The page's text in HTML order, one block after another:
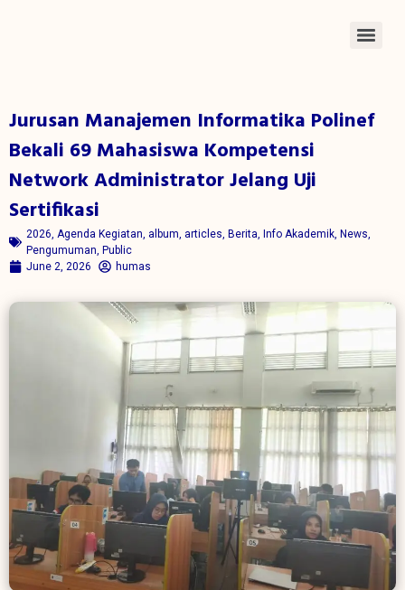
Jurusan Manajemen Informatika Polinef
Bekali 69 Mahasiswa Kompetensi
Network Administrator Jelang Uji
Sertifikasi
2026, Agenda Kegiatan, album, articles, Berita, Info Akademik, News,
Pengumuman, Public
June 2, 2026
humas